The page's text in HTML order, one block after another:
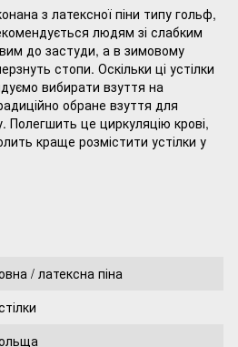
з латексної піни типу гольф,
людям зі слабким
до застуди, а в зимовому
стопи. Оскільки ці устілки
вибирати взуття на
обране взуття для
Полегшить це циркуляцію крові,
краще розмістити устілки у
/ латексна піна